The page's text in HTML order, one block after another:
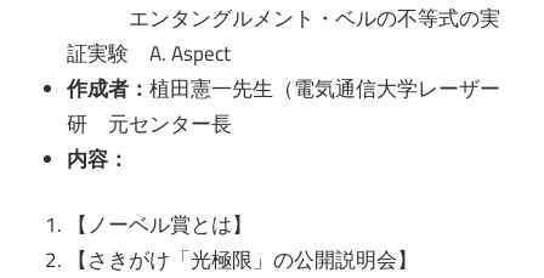
エンタングルメント・ベルの不等式の実
証実験 A. Aspect
作成者：植田憲一先生（電気通信大学レーザー
研 元センター長
内容：
【ノーベル賞とは】
【さきがけ「光極限」の公開説明会】